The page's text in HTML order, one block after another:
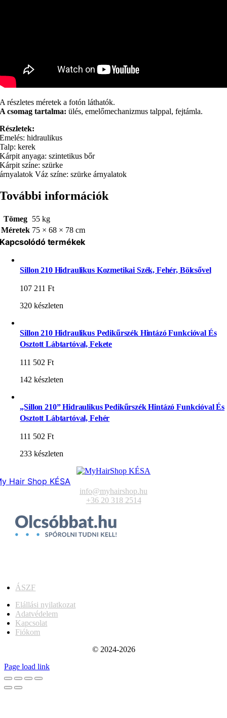
A részletes méretek a fotón láthatók.
A csomag tartalma: ülés, emelőmechanizmus talppal, fejtámla.
Részletek:
Emelés: hidraulikus
Talp: kerek
Kárpit anyaga: szintetikus bőr
Kárpit színe: szürke
árnyalatok Váz színe: szürke árnyalatok
További információk
Tömeg 55 kg
Méretek 75 × 68 × 78 cm
Kapcsolódó termékek
Sillon 210 Hidraulikus Kozmetikai Szék, Fehér, Bölcsővel
107 211Ft
320 készleten
Sillon 210 Hidraulikus Pedikűrszék Hintázó Funkcióval És
Osztott Lábtartóval, Fekete
111 502Ft
142 készleten
„Sillon 210” Hidraulikus Pedikűrszék Hintázó Funkcióval És
Osztott Lábtartóval, Fehér
111 502Ft
233 készleten
Hair Shop KÉSA
info@myhairshop.hu
+36 20 318 2514
ÁSZF
Elállási nyilatkozat
Adatvédelem
Kapcsolat
Fiókom
© 2024-2026
Page load link